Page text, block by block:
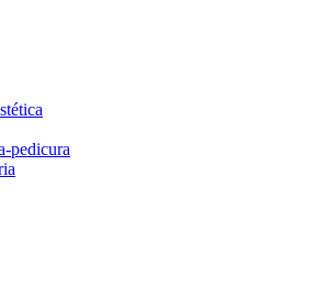
pedicura